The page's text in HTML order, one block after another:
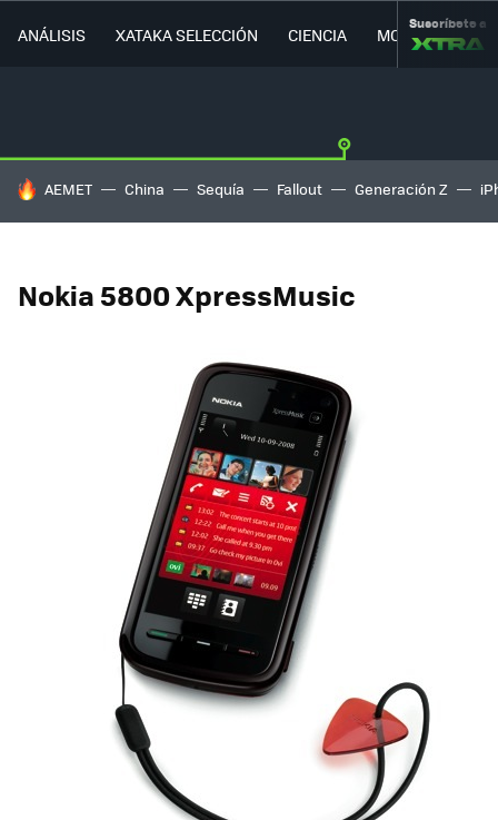
ANÁLISIS XATAKA SELECCIÓN CIENCIA MOVILIDAD
Suscríbete a
HOY SE HABLA DE
AEMET China Sequía Fallout Generación Z
Nokia 5800 XpressMusic